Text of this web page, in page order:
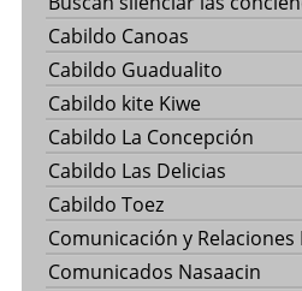
Cabildo Canoas
Cabildo Guadualito
Cabildo kite Kiwe
Cabildo La Concepción
Cabildo Las Delicias
Cabildo Toez
Comunicación y Relaciones
Comunicados Nasaacin